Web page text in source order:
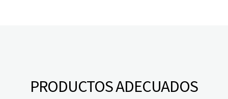
PRODUCTOS ADECUADOS